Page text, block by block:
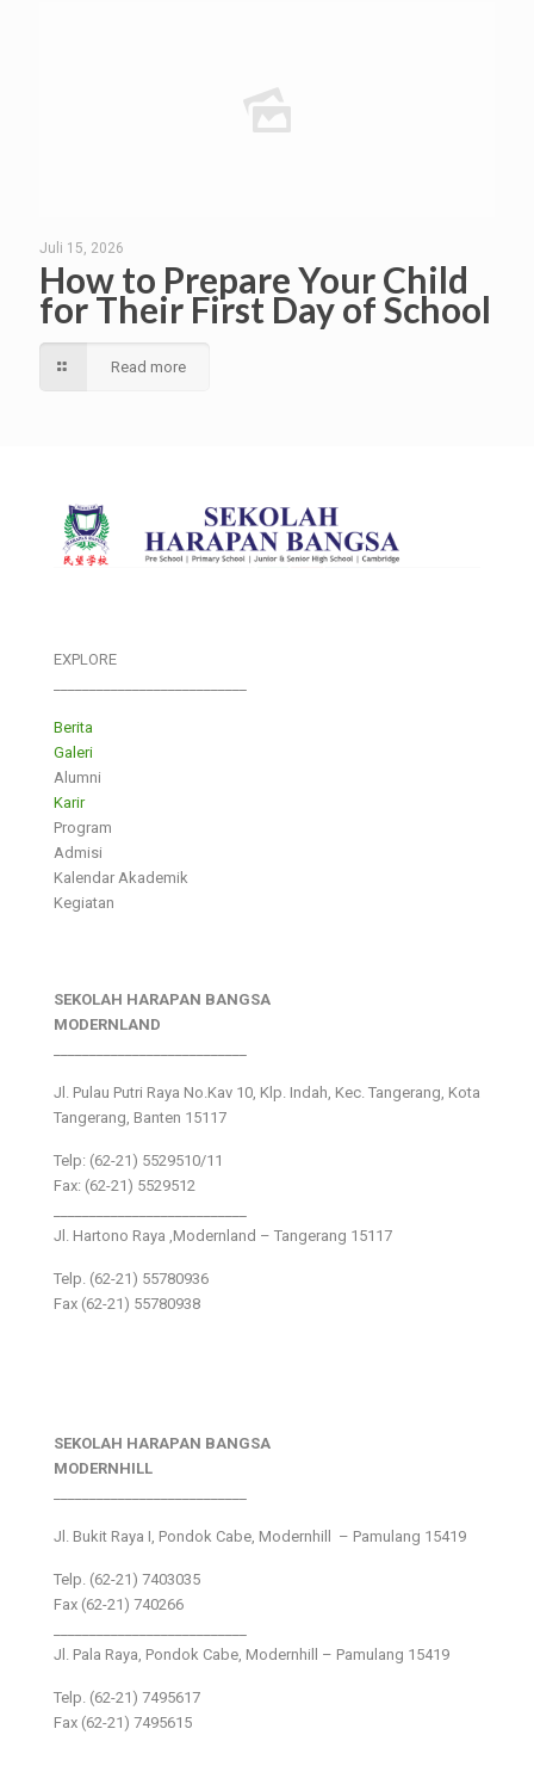
Juli 15, 2026
How to Prepare Your Child
for Their First Day of School
Read more
EXPLORE
Berita
Galeri
Alumni
Karir
Program
Admisi
Kalendar Akademik
Kegiatan
SEKOLAH HARAPAN BANGSA
MODERNLAND
Jl. Pulau Putri Raya No.Kav 10, Klp. Indah, Kec. Tangerang, Kota
Tangerang, Banten 15117
Telp: (62-21) 5529510/11
Fax: (62-21) 5529512
Jl. Hartono Raya ,Modernland – Tangerang 15117
Telp. (62-21) 55780936
Fax (62-21) 55780938
SEKOLAH HARAPAN BANGSA
MODERNHILL
Jl. Bukit Raya I, Pondok Cabe, Modernhill – Pamulang 15419
Telp. (62-21) 7403035
Fax (62-21) 740266
Jl. Pala Raya, Pondok Cabe, Modernhill – Pamulang 15419
Telp. (62-21) 7495617
Fax (62-21) 7495615